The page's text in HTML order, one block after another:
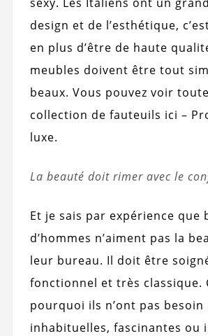
design et de l’esthétique,
en plus d’être de haute
meubles doivent être tout
beaux. Vous pouvez voir
collection de fauteuils ici –
luxe.
La beauté doit rimer avec le
Et je sais par expérience que
d’hommes n’aiment pas la
leur bureau. Il doit être
fonctionnel et très classique.
pourquoi ils n’ont pas besoin
inhabituelles, fascinantes ou